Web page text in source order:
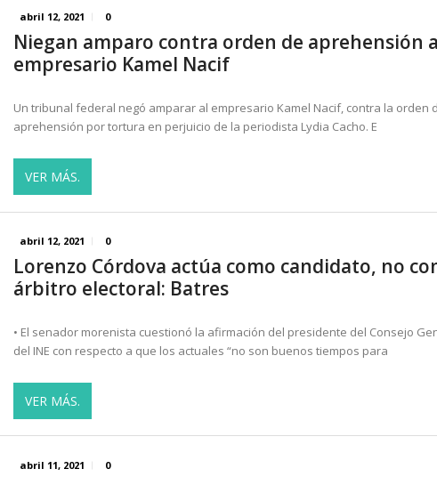
abril 12, 2021 0
Niegan amparo contra orden de aprehensión
empresario Kamel Nacif
Un tribunal federal negó amparar al empresario Kamel Nacif, contra la orden
aprehensión por tortura en perjuicio de la periodista Lydia Cacho. E
VER MÁS.
abril 12, 2021 0
Lorenzo Córdova actúa como candidato, no
árbitro electoral: Batres
• El senador morenista cuestionó la afirmación del presidente del Consejo
del INE con respecto a que los actuales “no son buenos tiempos para
VER MÁS.
abril 11, 2021 0